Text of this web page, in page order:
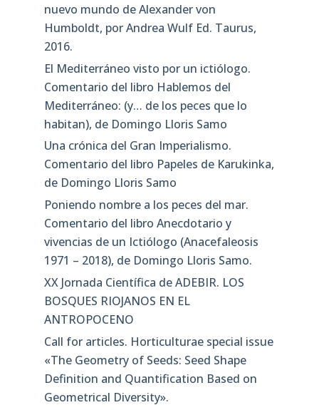
nuevo mundo de Alexander von
Humboldt, por Andrea Wulf Ed. Taurus,
2016.
El Mediterráneo visto por un ictiólogo.
Comentario del libro Hablemos del
Mediterráneo: (y… de los peces que lo
habitan), de Domingo Lloris Samo
Una crónica del Gran Imperialismo.
Comentario del libro Papeles de Karukinka,
de Domingo Lloris Samo
Poniendo nombre a los peces del mar.
Comentario del libro Anecdotario y
vivencias de un Ictiólogo (Anacefaleosis
1971 – 2018), de Domingo Lloris Samo.
XX Jornada Científica de ADEBIR. LOS
BOSQUES RIOJANOS EN EL
ANTROPOCENO
Call for articles. Horticulturae special issue
«The Geometry of Seeds: Seed Shape
Definition and Quantification Based on
Geometrical Diversity»​.